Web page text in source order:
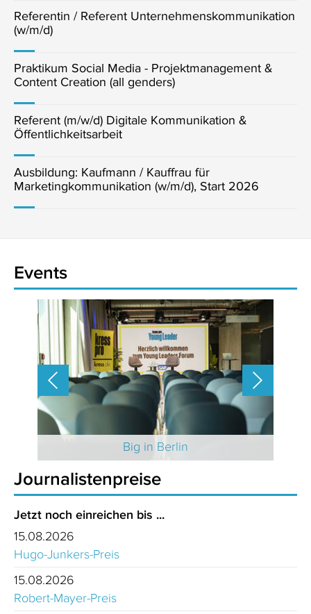
Referentin / Referent Unternehmenskommunikation
(w/m/d)
Praktikum Social Media - Projektmanagement &
Content Creation (all genders)
Referent (m/w/d) Digitale Kommunikation &
Öffentlichkeitsarbeit
Ausbildung: Kaufmann / Kauffrau für
Marketingkommunikation (w/m/d), Start 2026
Events
Big in Berlin
Journalistenpreise
Jetzt noch einreichen bis ...
15.08.2026
Hugo-Junkers-Preis
15.08.2026
Robert-Mayer-Preis